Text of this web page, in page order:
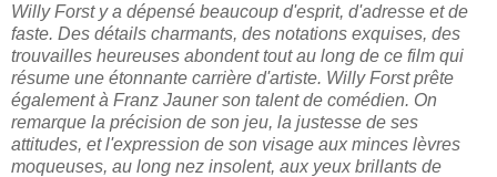
Willy Forst y a dépensé beaucoup d'esprit, d'adresse et de
faste. Des détails charmants, des notations exquises, des
trouvailles heureuses abondent tout au long de ce film qui
résume une étonnante carrière d'artiste. Willy Forst prête
également à Franz Jauner son talent de comédien. On
remarque la précision de son jeu, la justesse de ses
attitudes, et l'expression de son visage aux minces lèvres
moqueuses, au long nez insolent, aux yeux brillants de